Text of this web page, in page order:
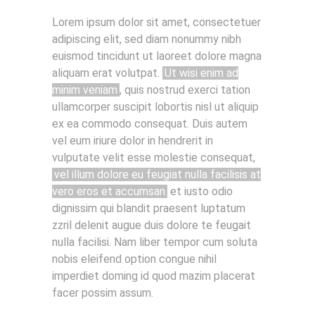
Lorem ipsum dolor sit amet, consectetuer
adipiscing elit, sed diam nonummy nibh
euismod tincidunt ut laoreet dolore magna
aliquam erat volutpat.
Ut wisi enim ad
minim veniam , quis nostrud exerci tation
ullamcorper suscipit lobortis nisl ut aliquip
ex ea commodo consequat. Duis autem
vel eum iriure dolor in hendrerit in
vulputate velit esse molestie consequat,
vel illum dolore eu feugiat nulla facilisis at
vero eros et accumsan et iusto odio
dignissim qui blandit praesent luptatum
zzril delenit augue duis dolore te feugait
nulla facilisi. Nam liber tempor cum soluta
nobis eleifend option congue nihil
imperdiet doming id quod mazim placerat
facer possim assum.